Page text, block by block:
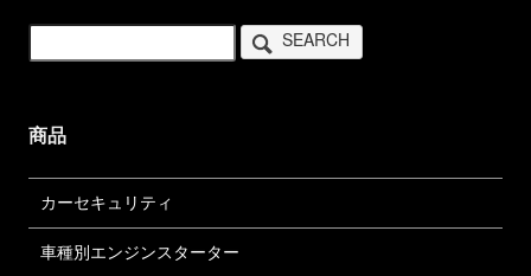
SEARCH
商品
カーセキュリティ
車種別エンジンスターター